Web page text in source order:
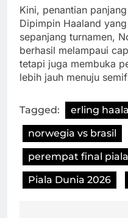
Kini, penantian
Dipimpin Haaland
sepanjang turnamen,
berhasil melampaui
tetapi juga membuka
lebih jauh menuju
Tagged:
erling
norwegia vs brasil
perempat final
Piala Dunia 2026